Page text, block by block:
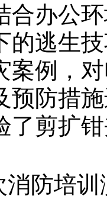
合办公
的逃生
案例，
预防措
了剪扩
消防培